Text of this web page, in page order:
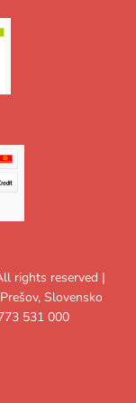
rights reserved |
Slovensko
531 000